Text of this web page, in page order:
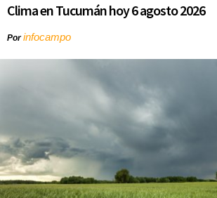
Clima en Tucumán hoy 6 agosto 2026
Porinfocampo